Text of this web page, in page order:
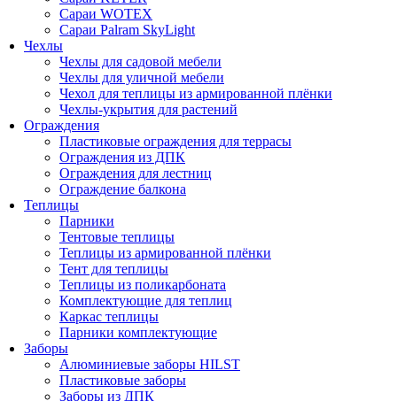
Сараи WOTEX
Сараи Palram SkyLight
Чехлы
Чехлы для садовой мебели
Чехлы для уличной мебели
Чехол для теплицы из армированной плёнки
Чехлы-укрытия для растений
Ограждения
Пластиковые ограждения для террасы
Ограждения из ДПК
Ограждения для лестниц
Ограждение балкона
Теплицы
Парники
Тентовые теплицы
Теплицы из армированной плёнки
Тент для теплицы
Теплицы из поликарбоната
Комплектующие для теплиц
Каркас теплицы
Парники комплектующие
Заборы
Алюминиевые заборы HILST
Пластиковые заборы
Заборы из ДПК